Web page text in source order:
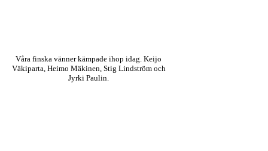
Våra finska vänner kämpade ihop idag. Keijo
Väkiparta, Heimo Mäkinen, Stig Lindström och
Jyrki Paulin.